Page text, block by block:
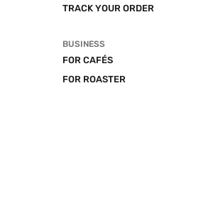
TRACK YOUR ORDER
BUSINESS
FOR CAFÉS
FOR ROASTER